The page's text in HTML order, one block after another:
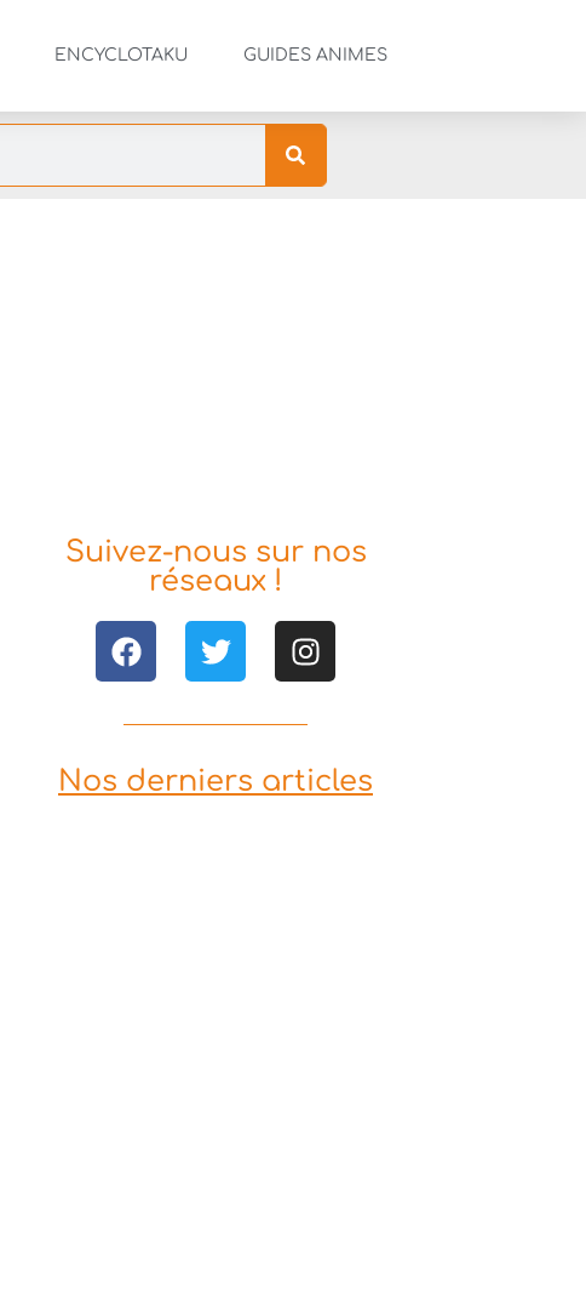
ENCYCLOTAKU GUIDES ANIMES
Suivez-nous sur nos
réseaux !
Nos derniers articles